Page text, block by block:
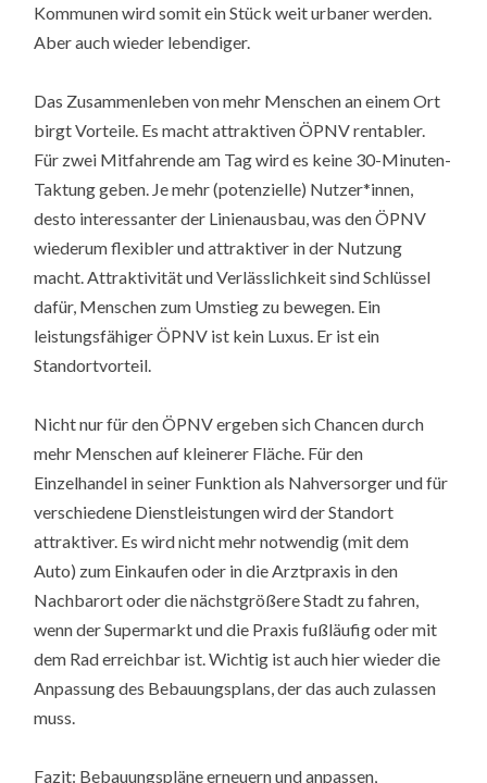
Kommunen wird somit ein Stück weit urbaner werden.
Aber auch wieder lebendiger.
Das Zusammenleben von mehr Menschen an einem Ort
birgt Vorteile. Es macht attraktiven ÖPNV rentabler.
Für zwei Mitfahrende am Tag wird es keine 30-Minuten-
Taktung geben. Je mehr (potenzielle) Nutzer*innen,
desto interessanter der Linienausbau, was den ÖPNV
wiederum flexibler und attraktiver in der Nutzung
macht. Attraktivität und Verlässlichkeit sind Schlüssel
dafür, Menschen zum Umstieg zu bewegen. Ein
leistungsfähiger ÖPNV ist kein Luxus. Er ist ein
Standortvorteil.
Nicht nur für den ÖPNV ergeben sich Chancen durch
mehr Menschen auf kleinerer Fläche. Für den
Einzelhandel in seiner Funktion als Nahversorger und für
verschiedene Dienstleistungen wird der Standort
attraktiver. Es wird nicht mehr notwendig (mit dem
Auto) zum Einkaufen oder in die Arztpraxis in den
Nachbarort oder die nächstgrößere Stadt zu fahren,
wenn der Supermarkt und die Praxis fußläufig oder mit
dem Rad erreichbar ist. Wichtig ist auch hier wieder die
Anpassung des Bebauungsplans, der das auch zulassen
muss.
Fazit: Bebauungspläne erneuern und anpassen,